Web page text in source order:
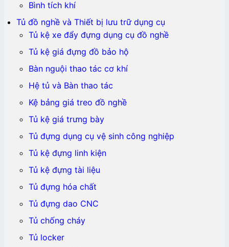
Bình tích khí
Tủ đồ nghề và Thiết bị lưu trữ dụng cụ
Tủ kệ xe đẩy đựng dụng cụ đồ nghề
Tủ kệ giá đựng đồ bảo hộ
Bàn nguội thao tác cơ khí
Hệ tủ và Bàn thao tác
Kệ bảng giá treo đồ nghề
Tủ kệ giá trưng bày
Tủ đựng dụng cụ vệ sinh công nghiệp
Tủ kệ đựng linh kiện
Tủ kệ đựng tài liệu
Tủ đựng hóa chất
Tủ đựng dao CNC
Tủ chống cháy
Tủ locker